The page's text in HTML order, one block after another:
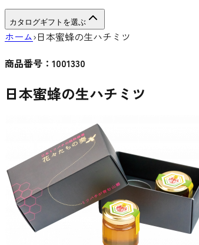
カタログギフトを選ぶ
ホーム›日本蜜蜂の生ハチミツ
商品番号： 1001330
日本蜜蜂の生ハチミツ